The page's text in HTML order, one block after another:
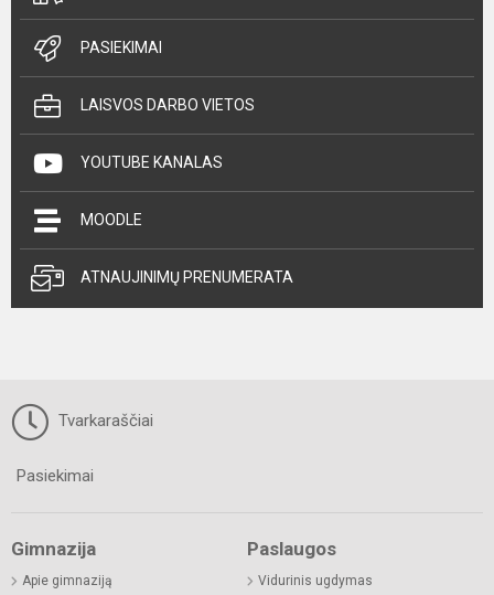
PASIEKIMAI
LAISVOS DARBO VIETOS
YOUTUBE KANALAS
MOODLE
ATNAUJINIMŲ PRENUMERATA
Tvarkaraščiai
Pasiekimai
Gimnazija
Apie gimnaziją
Paslaugos
Vidurinis ugdymas